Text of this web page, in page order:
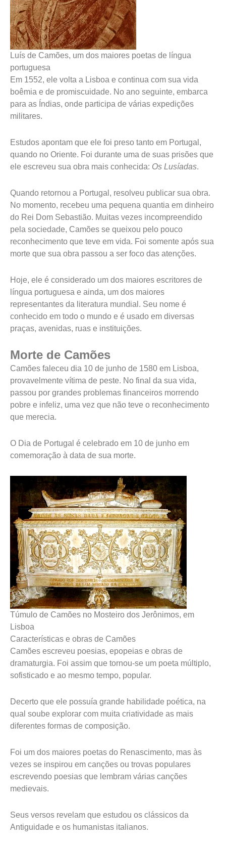
Luís de Camões, um dos maiores poetas de língua
portuguesa
Em 1552, ele volta a Lisboa e continua com sua vida
boêmia e de promiscuidade. No ano seguinte, embarca
para as Índias, onde participa de várias expedições
militares.
Estudos apontam que ele foi preso tanto em Portugal,
quando no Oriente. Foi durante uma de suas prisões que
ele escreveu sua obra mais conhecida: Os Lusíadas.
Quando retornou a Portugal, resolveu publicar sua obra.
No momento, recebeu uma pequena quantia em dinheiro
do Rei Dom Sebastião. Muitas vezes incompreendido
pela sociedade, Camões se queixou pelo pouco
reconhecimento que teve em vida. Foi somente após sua
morte que sua obra passou a ser foco das atenções.
Hoje, ele é considerado um dos maiores escritores de
língua portuguesa e ainda, um dos maiores
representantes da literatura mundial. Seu nome é
conhecido em todo o mundo e é usado em diversas
praças, avenidas, ruas e instituições.
Morte de Camões
Camões faleceu dia 10 de junho de 1580 em Lisboa,
provavelmente vítima de peste. No final da sua vida,
passou por grandes problemas financeiros morrendo
pobre e infeliz, uma vez que não teve o reconhecimento
que merecia.
O Dia de Portugal é celebrado em 10 de junho em
comemoração à data de sua morte.
Túmulo de Camões no Mosteiro dos Jerônimos, em
Lisboa
Características e obras de Camões
Camões escreveu poesias, epopeias e obras de
dramaturgia. Foi assim que tornou-se um poeta múltiplo,
sofisticado e ao mesmo tempo, popular.
Decerto que ele possuía grande habilidade poética, na
qual soube explorar com muita criatividade as mais
diferentes formas de composição.
Foi um dos maiores poetas do Renascimento, mas às
vezes se inspirou em canções ou trovas populares
escrevendo poesias que lembram várias canções
medievais.
Seus versos revelam que estudou os clássicos da
Antiguidade e os humanistas italianos.